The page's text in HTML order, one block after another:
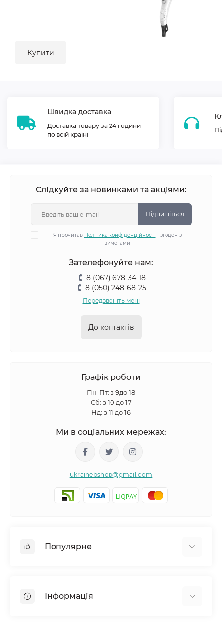
Купити
Швидка доставка
Доставка товару за 24 години
по всій країні
Слідкуйте за новинками та акціями:
Підпишіться
Я прочитав Політика конфіденційності і згоден з
вимогами
Зателефонуйте нам:
8 (067) 678-34-18
8 (050) 248-68-25
Передзвоніть мені
До контактів
Графік роботи
Пн-Пт: з 9до 18
Сб: з 10 до 17
Нд: з 11 до 16
Ми в соціальних мережах:
ukrainebshop@gmail.com
Популярне
Догляд за тілом
Інформація